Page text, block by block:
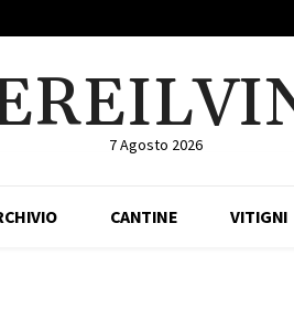
7 Agosto 2026
CANTINE VITIGNI